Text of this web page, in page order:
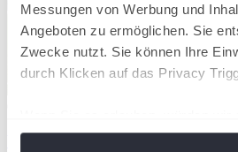
Messungen von Werbung und
Angeboten zu ermöglichen. Sie
Zwecke nutzt. Sie können Ihre
durch Klicken auf das Privacy
Wimbledonsiegerin Swiatek